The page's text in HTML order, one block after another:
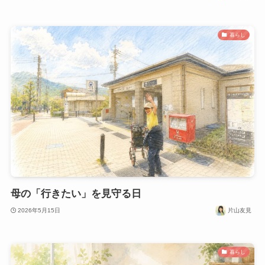
暮らし
母の「行きたい」を見守る日
2026年5月15日 片山友見
暮らし